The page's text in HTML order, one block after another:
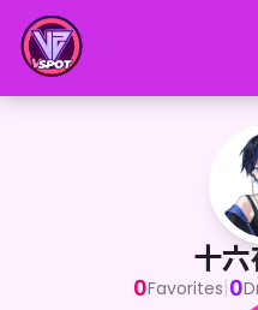
十六夜 トア
<p>よーす！市民を守るヤン
十
0Favorites|0